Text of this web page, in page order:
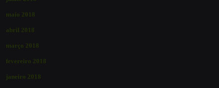
maio 2018
abril 2018
março 2018
fevereiro 2018
janeiro 2018